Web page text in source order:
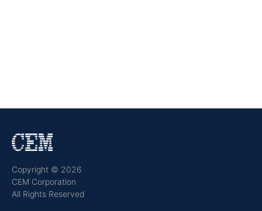
Copyright © 2026
CEM Corporation
All Rights Reserved